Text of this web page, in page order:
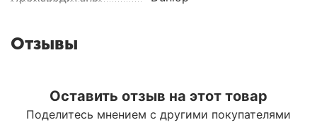
Отзывы
Оставить отзыв на этот товар
Поделитесь мнением с другими покупателями